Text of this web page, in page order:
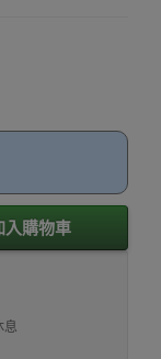
入購物車
息